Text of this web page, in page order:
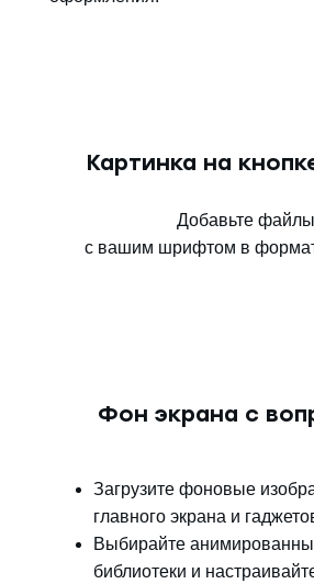
Картинка на
Добавьте файлы
с вашим шрифтом в
Фон экрана с
Загрузите фоновые
главного экрана и
Выбирайте
библиотеки и